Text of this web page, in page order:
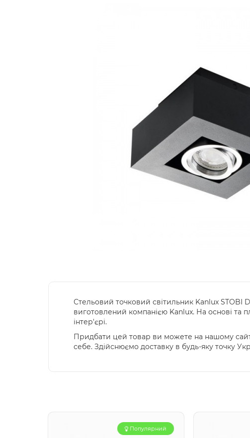
Стельовий точковий світильник Kanlux STOBI
виготовлений компанією Kanlux. На основі та
інтер'єрі.
Придбати цей товар ви можете на нашому
себе. Здійснюємо доставку в будь-яку точку
Популярний